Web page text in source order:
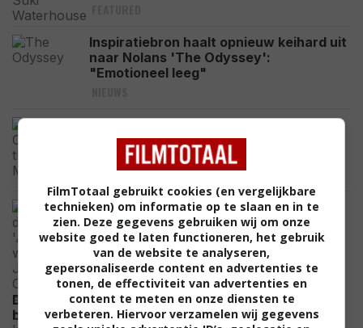
Inspiratiebron haalt opnieuw keihard uit
naar Nolans 'The Odyssey':
"Emotioneel leeg"
verbannen in het VK, regisseur
reageert: "Ze is al bij je binnen"
NIEUWS
Na de derde 'Avatar' weet James
Cameron exact wat hij in "zijn laatste
periode" als regisseur wil doen
NIEUWS
Deze week verschijnen er veel nieuwe films in de
bioscoop: dit zijn alle 10 titels op een rij NIEUWS
FilmTotaal gebruikt cookies (en vergelijkbare
technieken) om informatie op te slaan en in te
zien. Deze gegevens gebruiken wij om onze
website goed te laten functioneren, het gebruik
van de website te analyseren,
gepersonaliseerde content en advertenties te
tonen, de effectiviteit van advertenties en
content te meten en onze diensten te
verbeteren. Hiervoor verzamelen wij gegevens